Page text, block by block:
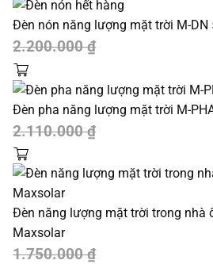
là:
3.000.000 ₫.
tại
là:
2.100.000 ₫.
Đèn nón năng lượng mặt trời M-DN
2.200.000₫
Giá
gốc
là:
2.200.000 ₫.
Giá
hiện
tại
là:
1.500.000 ₫.
Đèn pha năng lượng mặt trời M-
2.110.000₫
Giá
gốc
là:
2.110.000 ₫.
Giá
hiện
tại
là:
1.480.000 ₫.
Đèn năng lượng mặt trời trong nhà
Maxsolar
1.750.000₫
Giá
Giá